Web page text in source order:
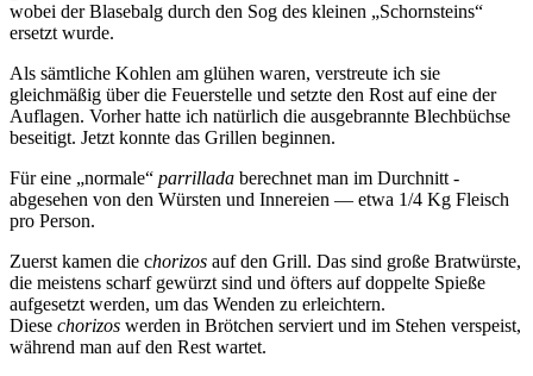
wobei der Blasebalg durch den Sog des kleinen
Schornsteins
ersetzt wurde.
Als sämtliche Kohlen am glühen waren, verstreute ich sie
gleichmäßig über die Feuerstelle und setzte den Rost auf eine der
Auflagen. Vorher hatte ich natürlich die ausgebrannte Blechbüchse
beseitigt. Jetzt konnte das Grillen beginnen.
Für eine
normale parrillada berechnet man im Durchnitt -
abgesehen von den Würsten und Innereien — etwa 1/4 Kg Fleisch
pro Person.
Zuerst kamen die chorizos auf den Grill. Das sind große Bratwürste,
die meistens scharf gewürzt sind und öfters auf doppelte Spieße
aufgesetzt werden, um das Wenden zu erleichtern.
Diese chorizos werden in Brötchen serviert und im Stehen verspeist,
während man auf den Rest wartet.